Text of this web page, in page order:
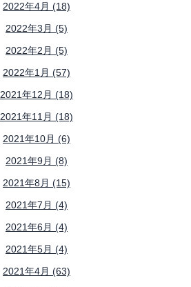
2022年4月 (18)
2022年3月 (5)
2022年2月 (5)
2022年1月 (57)
2021年12月 (18)
2021年11月 (18)
2021年10月 (6)
2021年9月 (8)
2021年8月 (15)
2021年7月 (4)
2021年6月 (4)
2021年5月 (4)
2021年4月 (63)